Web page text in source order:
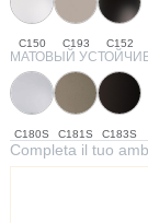
C150 C193 C152
МАТОВЫЙ
C180S C181S C183S
Completa il tuo